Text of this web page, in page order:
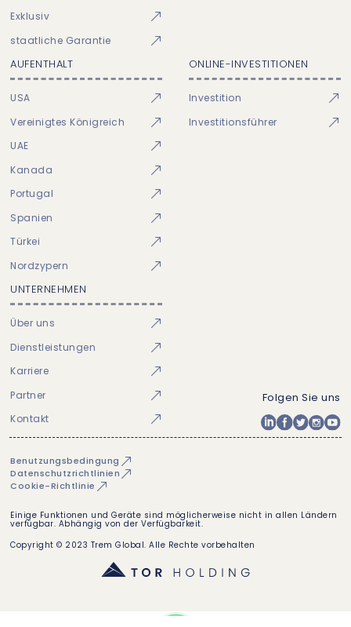
Exklusiv
staatliche Garantie
AUFENTHALT
USA
Vereinigtes Königreich
UAE
Kanada
Portugal
Spanien
Türkei
Nordzypern
ONLINE-INVESTITIONEN
Investition
Investitionsführer
UNTERNEHMEN
Über uns
Dienstleistungen
Karriere
Partner
Kontakt
Folgen Sie uns
Benutzungsbedingung
Datenschutzrichtlinien
Cookie-Richtlinie
Einige Funktionen und Geräte sind möglicherweise nicht in allen Ländern
verfügbar. Abhängig von der Verfügbarkeit.
Copyright © 2023 Trem Global. Alle Rechte vorbehalten